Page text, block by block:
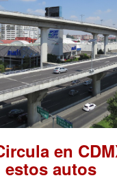
en
estos autos